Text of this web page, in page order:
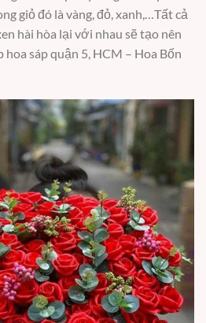
giỏ đó là vàng, đỏ, xanh,…Tất cả
hài hòa lại với nhau sẽ tạo nên
sáp quận 5, HCM – Hoa Bốn